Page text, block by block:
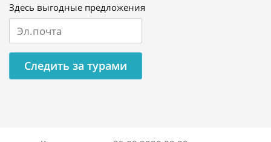
Здесь выгодные предложения
Следить за турами